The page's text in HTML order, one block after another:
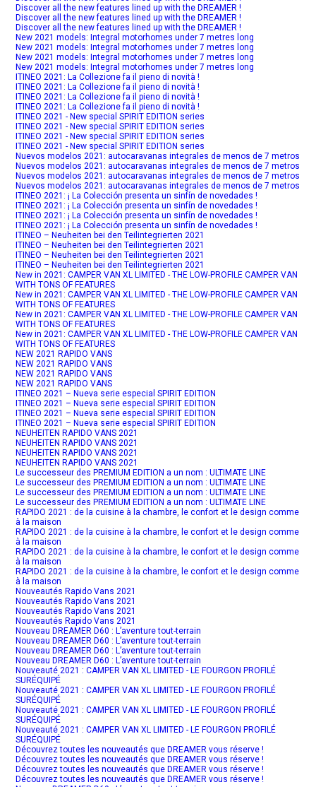
Discover all the new features lined up with the DREAMER !
Discover all the new features lined up with the DREAMER !
Discover all the new features lined up with the DREAMER !
New 2021 models: Integral motorhomes under 7 metres long
New 2021 models: Integral motorhomes under 7 metres long
New 2021 models: Integral motorhomes under 7 metres long
New 2021 models: Integral motorhomes under 7 metres long
ITINEO 2021: La Collezione fa il pieno di novità !
ITINEO 2021: La Collezione fa il pieno di novità !
ITINEO 2021: La Collezione fa il pieno di novità !
ITINEO 2021: La Collezione fa il pieno di novità !
ITINEO 2021 - New special SPIRIT EDITION series
ITINEO 2021 - New special SPIRIT EDITION series
ITINEO 2021 - New special SPIRIT EDITION series
ITINEO 2021 - New special SPIRIT EDITION series
Nuevos modelos 2021: autocaravanas integrales de menos de 7 metros
Nuevos modelos 2021: autocaravanas integrales de menos de 7 metros
Nuevos modelos 2021: autocaravanas integrales de menos de 7 metros
Nuevos modelos 2021: autocaravanas integrales de menos de 7 metros
ITINEO 2021: ¡ La Colección presenta un sinfín de novedades !
ITINEO 2021: ¡ La Colección presenta un sinfín de novedades !
ITINEO 2021: ¡ La Colección presenta un sinfín de novedades !
ITINEO 2021: ¡ La Colección presenta un sinfín de novedades !
ITINEO – Neuheiten bei den Teilintegrierten 2021
ITINEO – Neuheiten bei den Teilintegrierten 2021
ITINEO – Neuheiten bei den Teilintegrierten 2021
ITINEO – Neuheiten bei den Teilintegrierten 2021
New in 2021: CAMPER VAN XL LIMITED - THE LOW-PROFILE CAMPER VAN
WITH TONS OF FEATURES
New in 2021: CAMPER VAN XL LIMITED - THE LOW-PROFILE CAMPER VAN
WITH TONS OF FEATURES
New in 2021: CAMPER VAN XL LIMITED - THE LOW-PROFILE CAMPER VAN
WITH TONS OF FEATURES
New in 2021: CAMPER VAN XL LIMITED - THE LOW-PROFILE CAMPER VAN
WITH TONS OF FEATURES
NEW 2021 RAPIDO VANS
NEW 2021 RAPIDO VANS
NEW 2021 RAPIDO VANS
NEW 2021 RAPIDO VANS
ITINEO 2021 – Nueva serie especial SPIRIT EDITION
ITINEO 2021 – Nueva serie especial SPIRIT EDITION
ITINEO 2021 – Nueva serie especial SPIRIT EDITION
ITINEO 2021 – Nueva serie especial SPIRIT EDITION
NEUHEITEN RAPIDO VANS 2021
NEUHEITEN RAPIDO VANS 2021
NEUHEITEN RAPIDO VANS 2021
NEUHEITEN RAPIDO VANS 2021
Le successeur des PREMIUM EDITION a un nom : ULTIMATE LINE
Le successeur des PREMIUM EDITION a un nom : ULTIMATE LINE
Le successeur des PREMIUM EDITION a un nom : ULTIMATE LINE
Le successeur des PREMIUM EDITION a un nom : ULTIMATE LINE
RAPIDO 2021 : de la cuisine à la chambre, le confort et le design comme
à la maison
RAPIDO 2021 : de la cuisine à la chambre, le confort et le design comme
à la maison
RAPIDO 2021 : de la cuisine à la chambre, le confort et le design comme
à la maison
RAPIDO 2021 : de la cuisine à la chambre, le confort et le design comme
à la maison
Nouveautés Rapido Vans 2021
Nouveautés Rapido Vans 2021
Nouveautés Rapido Vans 2021
Nouveautés Rapido Vans 2021
Nouveau DREAMER D60 : L’aventure tout-terrain
Nouveau DREAMER D60 : L’aventure tout-terrain
Nouveau DREAMER D60 : L’aventure tout-terrain
Nouveau DREAMER D60 : L’aventure tout-terrain
Nouveauté 2021 : CAMPER VAN XL LIMITED - LE FOURGON PROFILÉ
SURÉQUIPÉ
Nouveauté 2021 : CAMPER VAN XL LIMITED - LE FOURGON PROFILÉ
SURÉQUIPÉ
Nouveauté 2021 : CAMPER VAN XL LIMITED - LE FOURGON PROFILÉ
SURÉQUIPÉ
Nouveauté 2021 : CAMPER VAN XL LIMITED - LE FOURGON PROFILÉ
SURÉQUIPÉ
Découvrez toutes les nouveautés que DREAMER vous réserve !
Découvrez toutes les nouveautés que DREAMER vous réserve !
Découvrez toutes les nouveautés que DREAMER vous réserve !
Découvrez toutes les nouveautés que DREAMER vous réserve !